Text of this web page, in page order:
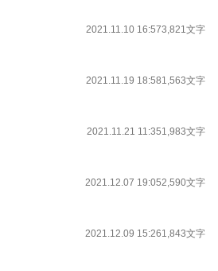
2021.11.10 16:573,821文字
2021.11.19 18:581,563文字
2021.11.21 11:351,983文字
2021.12.07 19:052,590文字
2021.12.09 15:261,843文字